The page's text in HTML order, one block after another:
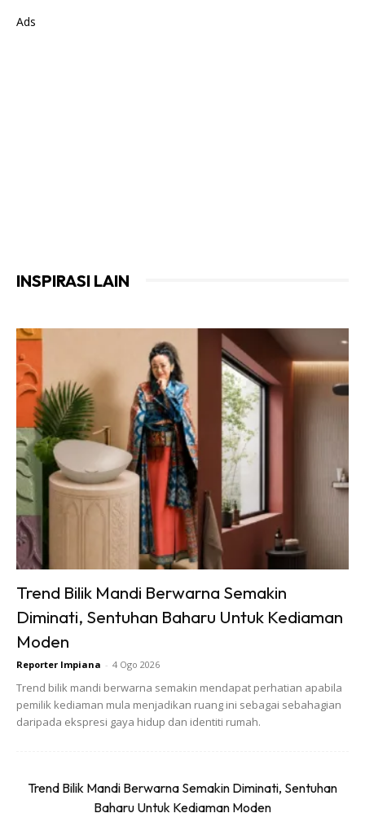
Ads
INSPIRASI LAIN
Trend Bilik Mandi Berwarna Semakin
Diminati, Sentuhan Baharu Untuk Kediaman
Moden
Reporter Impiana - 4 Ogo 2026
Trend bilik mandi berwarna semakin mendapat perhatian apabila
pemilik kediaman mula menjadikan ruang ini sebagai sebahagian
daripada ekspresi gaya hidup dan identiti rumah.
Trend Bilik Mandi Berwarna Semakin Diminati, Sentuhan
Baharu Untuk Kediaman Moden